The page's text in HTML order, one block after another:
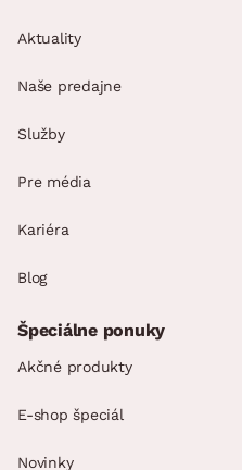
Aktuality
Naše predajne
Služby
Pre média
Kariéra
Blog
Špeciálne ponuky
Akčné produkty
E-shop špeciál
Novinky